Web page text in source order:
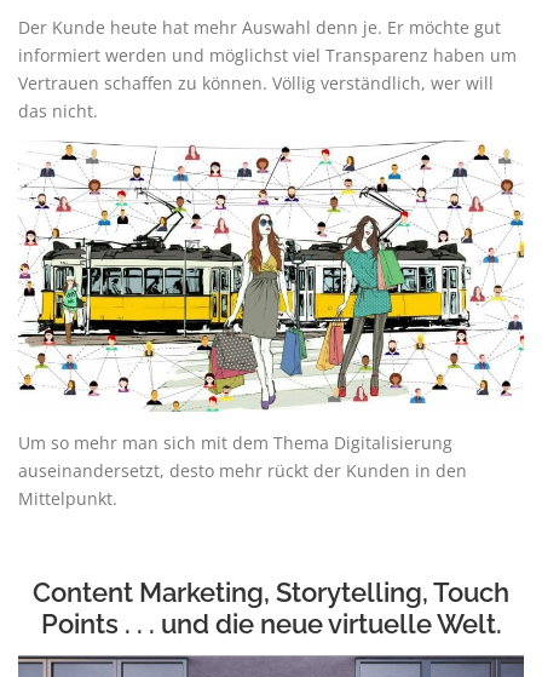
Der Kunde heute hat mehr Auswahl denn je. Er möchte gut
informiert werden und möglichst viel Transparenz haben um
Vertrauen schaffen zu können. Völlig verständlich, wer will
das nicht.
Um so mehr man sich mit dem Thema Digitalisierung
auseinandersetzt, desto mehr rückt der Kunden in den
Mittelpunkt.
Content Marketing, Storytelling, Touch
Points . . . und die neue virtuelle Welt.